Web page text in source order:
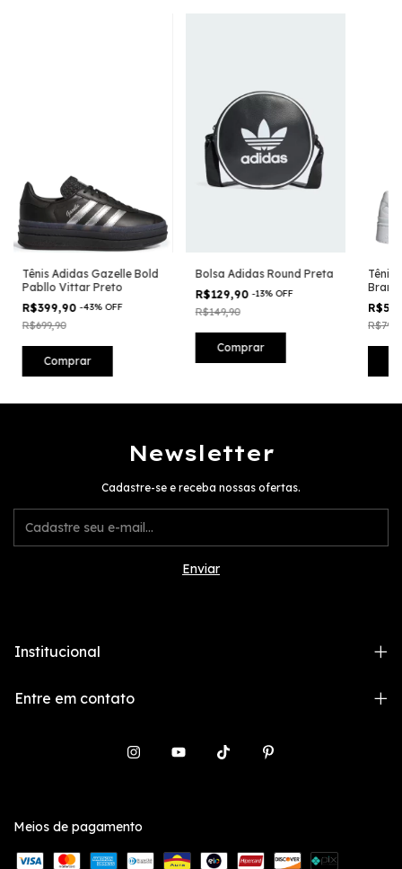
Tênis Adidas Gazelle Bold
Pabllo Vittar Preto
R$399,90-43% OFF
R$699,90
Comprar
Bolsa Adidas Round Preta
R$129,90-13% OFF
R$149,90
Comprar
Tênis
Newsletter
Cadastre-se e receba nossas ofertas.
Institucional
Entre em contato
Meios de pagamento